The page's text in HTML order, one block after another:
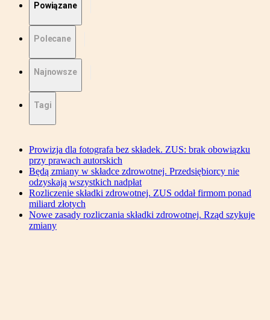
Powiązane
Polecane
Najnowsze
Tagi
Prowizja dla fotografa bez składek. ZUS: brak obowiązku
przy prawach autorskich
Będą zmiany w składce zdrowotnej. Przedsiębiorcy nie
odzyskają wszystkich nadpłat
Rozliczenie składki zdrowotnej. ZUS oddał firmom ponad
miliard złotych
Nowe zasady rozliczania składki zdrowotnej. Rząd szykuje
zmiany